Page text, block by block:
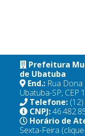
Prefeitura
de Ubatuba
End.: Rua Dona
Ubatuba-SP, CEP
Telefone:
CNPJ:
Horário de
Sexta-Feira